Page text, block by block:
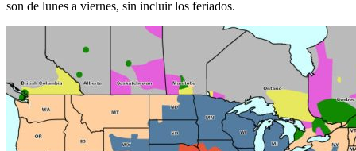
son de lunes a viernes, sin incluir los feriados.